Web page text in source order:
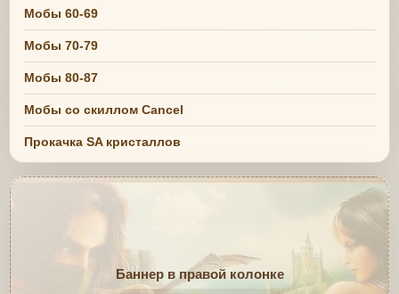
Мобы 60-69
Мобы 70-79
Мобы 80-87
Мобы со скиллом Cancel
Прокачка SA кристаллов
Баннер в правой колонке